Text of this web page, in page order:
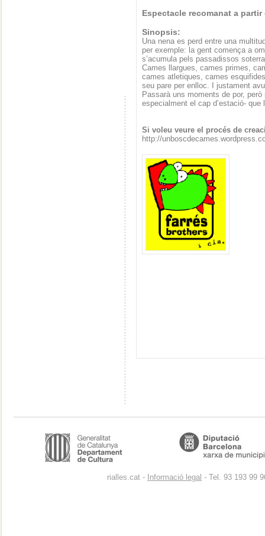
Espectacle recomanat a partir
Sinopsis:
Una nena es perd entre una
per exemple: la gent comença a
s’acumula pels passadissos
Cames llargues, cames primes,
cames atletiques, cames
seu pare per enlloc. I justament
Passarà uns moments de por,
especialment el cap d’estació- que
Si voleu veure el procés de
http://
rialles.cat - Informació legal - Tel. 93 193 99